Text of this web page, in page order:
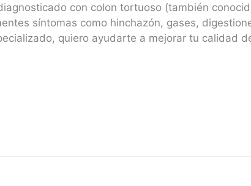
con colon tortuoso (también
síntomas como hinchazón, gases,
quiero ayudarte a mejorar tu calidad